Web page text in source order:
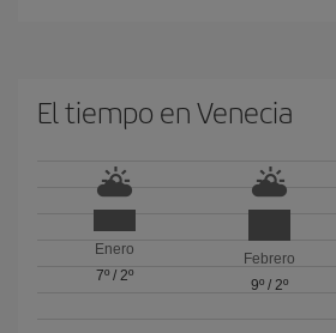
El tiempo en Venecia
Enero
7º/ 2º
Febrero
9º/ 2º